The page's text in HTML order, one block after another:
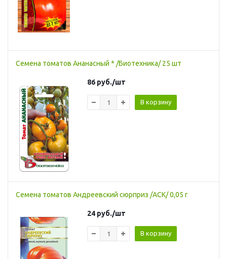
Семена томатов Ананасный * /Биотехника/ 25 шт
86 руб./шт
В корзину
Семена томатов Андреевский сюрприз /АСК/ 0,05 г
24 руб./шт
В корзину